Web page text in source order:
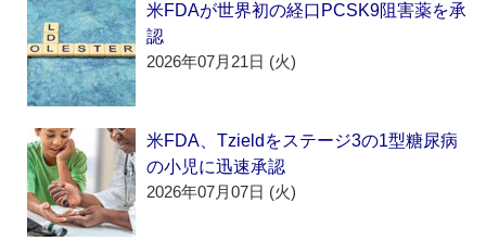
米FDAが世界初の経口PCSK9阻害薬を承
認
2026年07月21日 (火)
米FDA、Tzieldをステージ3の1型糖尿病
の小児に迅速承認
2026年07月07日 (火)